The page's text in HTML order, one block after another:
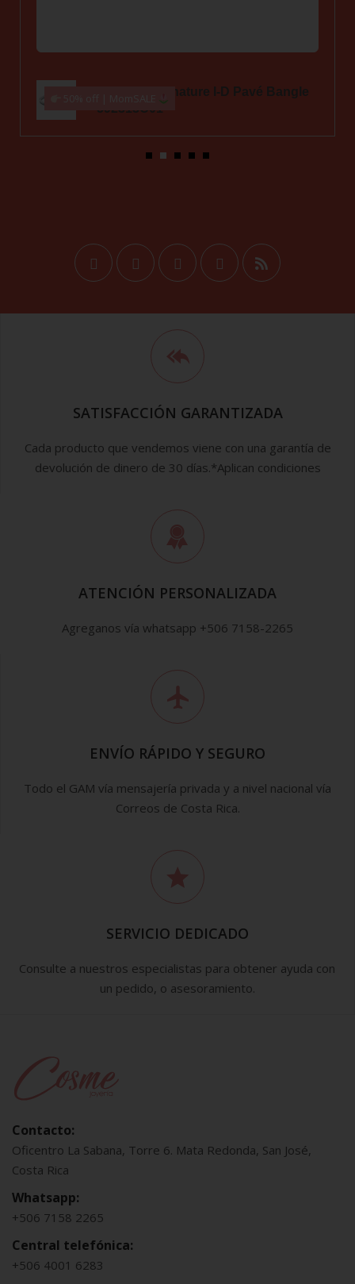
60% off | Jueves.Pandora Family Always Encircled
Hoop Earrings 291156C01
SATISFACCIÓN GARANTIZADA
Cada producto que vendemos viene con una garantía de
devolución de dinero de 30 días.*Aplican condiciones
ATENCIÓN PERSONALIZADA
Agreganos vía whatsapp +506 7158-2265
ENVÍO RÁPIDO Y SEGURO
Todo el GAM vía mensajería privada y a nivel nacional vía
Correos de Costa Rica.
SERVICIO DEDICADO
Consulte a nuestros especialistas para obtener ayuda con
un pedido, o asesoramiento.
Contacto:
Oficentro La Sabana, Torre 6. Mata Redonda, San José,
Costa Rica
Whatsapp:
+506 7158 2265
Central telefónica:
+506 4001 6283